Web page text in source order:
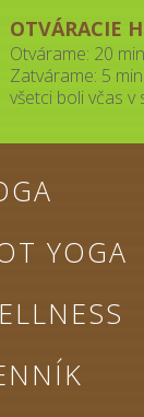
OTVÁRACIE
Otvárame: 20
Zatvárame: 5
všetci boli včas v
YOGA